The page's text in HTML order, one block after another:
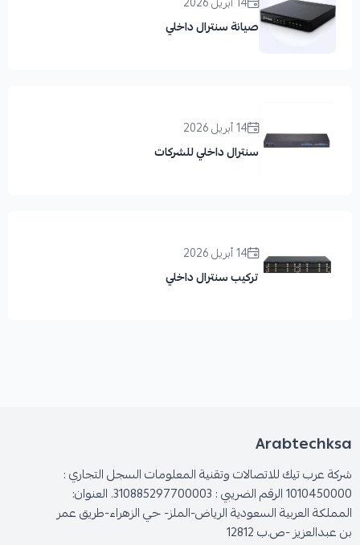
صيانة سنترال داخلي
14 أبريل 2026
سنترال داخلي للشركات
14 أبريل 2026
تركيب سنترال داخلي
Arabtechksa
شركة عرب تيك للاتصالات وتقنية المعلومات السجل التجاري :
1010450000 الرقم الضريبي : 310885297700003. العنوان:
المملكة العربية السعودية الرياض-الملز- حي الزهراء-طريق عمر
بن عبدالعزيز -ص.ب 12812